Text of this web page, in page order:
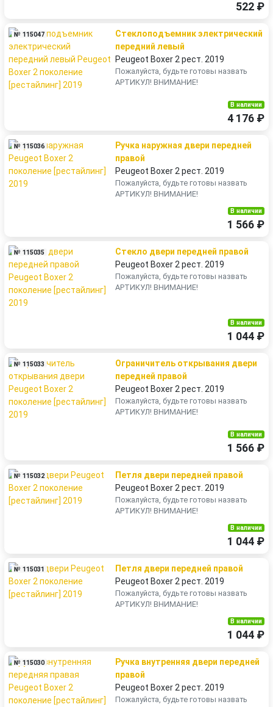
522 ₽
№ 115047
Стеклоподъемник электрический
передний левый
Peugeot Boxer 2 рест. 2019
Пожалуйста, будьте готовы назвать
АРТИКУЛ! ВНИМАНИЕ!
В наличии
4 176 ₽
№ 115036
Ручка наружная двери передней
правой
Peugeot Boxer 2 рест. 2019
Пожалуйста, будьте готовы назвать
АРТИКУЛ! ВНИМАНИЕ!
В наличии
1 566 ₽
№ 115035
Стекло двери передней правой
Peugeot Boxer 2 рест. 2019
Пожалуйста, будьте готовы назвать
АРТИКУЛ! ВНИМАНИЕ!
В наличии
1 044 ₽
№ 115033
Ограничитель открывания двери
передней правой
Peugeot Boxer 2 рест. 2019
Пожалуйста, будьте готовы назвать
АРТИКУЛ! ВНИМАНИЕ!
В наличии
1 566 ₽
№ 115032
Петля двери передней правой
Peugeot Boxer 2 рест. 2019
Пожалуйста, будьте готовы назвать
АРТИКУЛ! ВНИМАНИЕ!
В наличии
1 044 ₽
№ 115031
Петля двери передней правой
Peugeot Boxer 2 рест. 2019
Пожалуйста, будьте готовы назвать
АРТИКУЛ! ВНИМАНИЕ!
В наличии
1 044 ₽
№ 115030
Ручка внутренняя двери передней
правой
Peugeot Boxer 2 рест. 2019
Пожалуйста, будьте готовы назвать